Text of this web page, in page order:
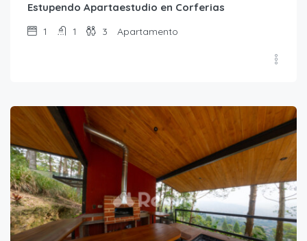
Estupendo Apartaestudio en Corferias
1 1 3 Apartamento